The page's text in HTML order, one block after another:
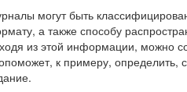
могут быть
а также способу
из этой информации, можно
к примеру, определить,